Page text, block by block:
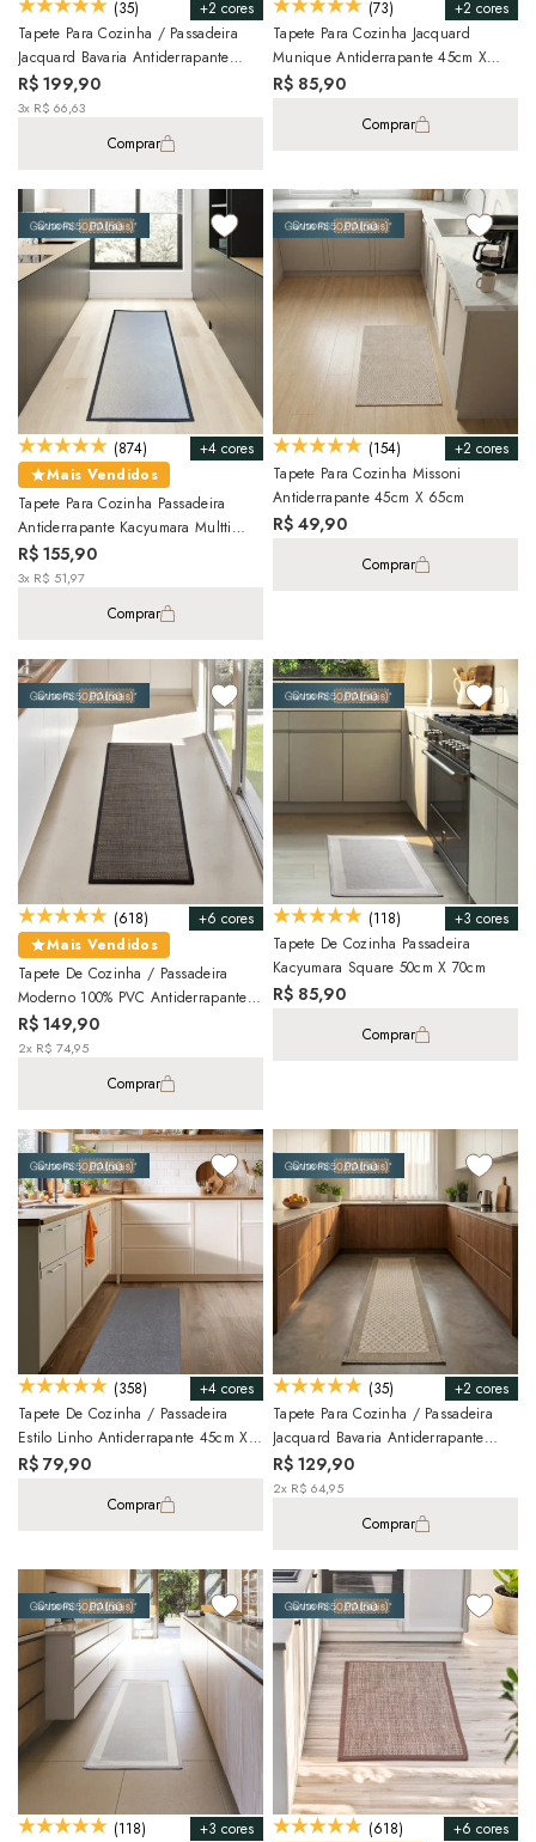
+2 cores
(35)
Tapete Para Cozinha / Passadeira
Jacquard Bavaria Antiderrapante
45cm X 1,80m
R$ 199,90
3x R$ 66,63
Comprar
+2 cores
(73)
Tapete Para Cozinha Jacquard
Munique Antiderrapante 45cm X
75cm
R$ 85,90
Comprar
+4 cores
(874)
Mais Vendidos
Tapete Para Cozinha Passadeira
Antiderrapante Kacyumara Multti
50cm X 1,40m
R$ 155,90
3x R$ 51,97
Comprar
+2 cores
(154)
Tapete Para Cozinha Missoni
Antiderrapante 45cm X 65cm
R$ 49,90
Comprar
+6 cores
(618)
Mais Vendidos
Tapete De Cozinha / Passadeira
Moderno 100% PVC Antiderrapante
45cm X 1,80m
R$ 149,90
2x R$ 74,95
Comprar
+3 cores
(118)
Tapete De Cozinha Passadeira
Kacyumara Square 50cm X 70cm
R$ 85,90
Comprar
+4 cores
(358)
Tapete De Cozinha / Passadeira
Estilo Linho Antiderrapante 45cm X
1,10m
R$ 79,90
Comprar
+2 cores
(35)
Tapete Para Cozinha / Passadeira
Jacquard Bavaria Antiderrapante
45cm X 1,20m
R$ 129,90
2x R$ 64,95
Comprar
+3 cores
(118)
+6 cores
(618)